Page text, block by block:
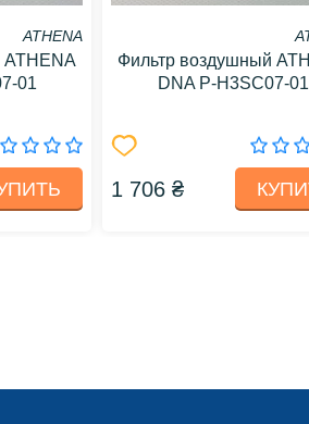
ATHENA
01
Фильтр воздушный
DNA P-H3SC07-01
1 706 ₴